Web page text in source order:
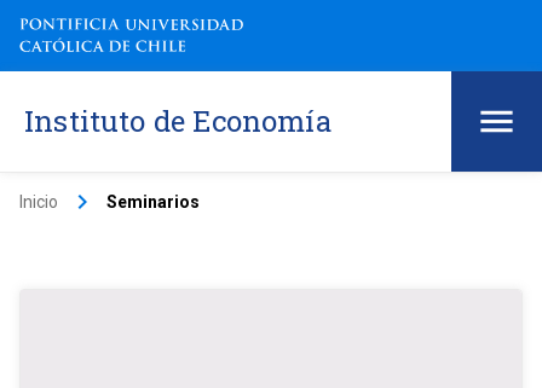
Instituto de Economía
Inicio keyboard_arrow_right Seminarios